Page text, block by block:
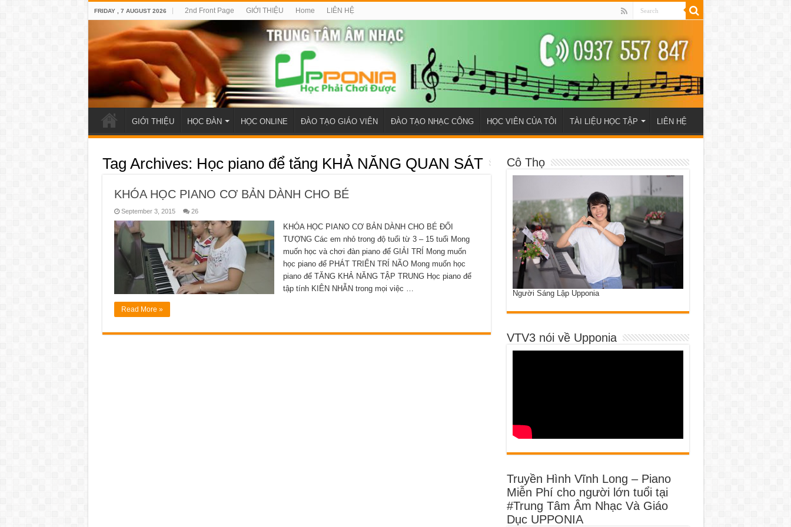
FRIDAY , 7 AUGUST 2026 2nd Front Page GIỚI THIỆU Home LIÊN HỆ
GIỚI THIỆU HỌC ĐÀN HỌC ONLINE ĐÀO TẠO GIÁO VIÊN ĐÀO TẠO NHẠC CÔNG HỌC VIÊN CỦA TÔI TÀI LIỆU HỌC TẬP LIÊN HỆ
Tag Archives: Học piano để tăng KHẢ NĂNG QUAN SÁT
KHÓA HỌC PIANO CƠ BẢN DÀNH CHO BÉ
September 3, 2015 26
KHÓA HỌC PIANO CƠ BẢN DÀNH CHO BÉ ĐỐI
TƯỢNG Các em nhỏ trong độ tuổi từ 3 – 15 tuổi Mong
muốn học và chơi đàn piano để GIẢI TRÍ Mong muốn
học piano để PHÁT TRIỂN TRÍ NÃO Mong muốn học
piano để TĂNG KHẢ NĂNG TẬP TRUNG Học piano để
tập tính KIÊN NHẪN trong mọi việc …
Read More »
Cô Thọ
Người Sáng Lập Upponia
VTV3 nói về Upponia
Truyền Hình Vĩnh Long – Piano
Miễn Phí cho người lớn tuổi tại
#Trung Tâm Âm Nhạc Và Giáo
Dục UPPONIA